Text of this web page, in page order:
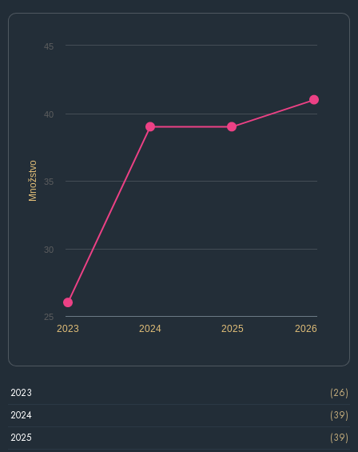
Množstvo
2024 2026
2023 2025
25
30
35
40
45
2023
(26)
2024
(39)
2025
(39)